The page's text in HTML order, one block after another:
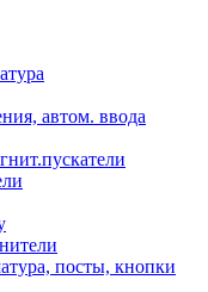
автом. ввода
посты, кнопки